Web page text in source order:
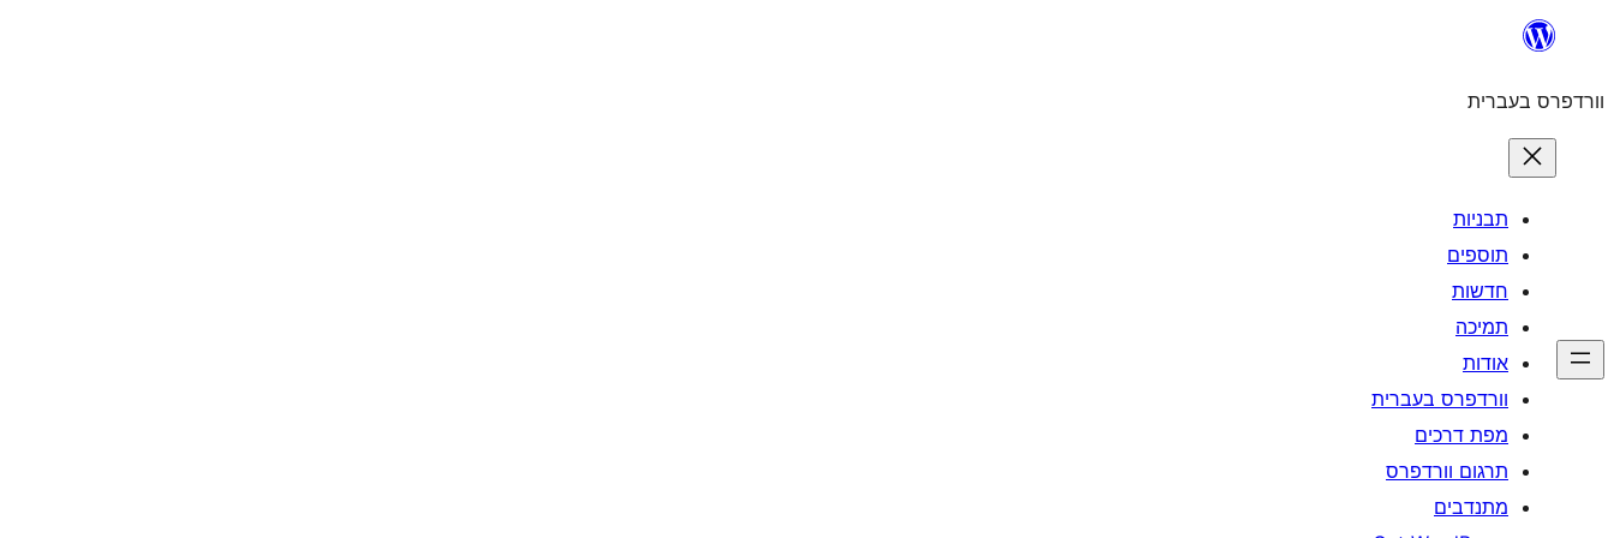
וורדפרס בעברית
תבניות
תוספים
חדשות
תמיכה
אודות
וורדפרס בעברית
מפת דרכים
תרגום וורדפרס
מתנדבים